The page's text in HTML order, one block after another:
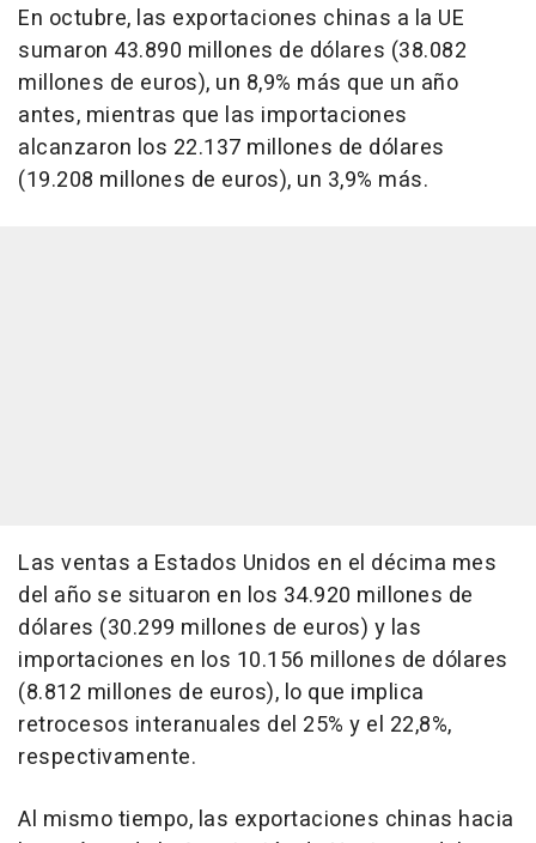
En octubre, las exportaciones chinas a la UE
sumaron 43.890 millones de dólares (38.082
millones de euros), un 8,9% más que un año
antes, mientras que las importaciones
alcanzaron los 22.137 millones de dólares
(19.208 millones de euros), un 3,9% más.
Las ventas a Estados Unidos en el décima mes
del año se situaron en los 34.920 millones de
dólares (30.299 millones de euros) y las
importaciones en los 10.156 millones de dólares
(8.812 millones de euros), lo que implica
retrocesos interanuales del 25% y el 22,8%,
respectivamente.
Al mismo tiempo, las exportaciones chinas hacia